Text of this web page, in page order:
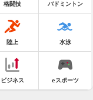
格闘技 バドミントン
陸上 水泳
ビジネス eスポーツ